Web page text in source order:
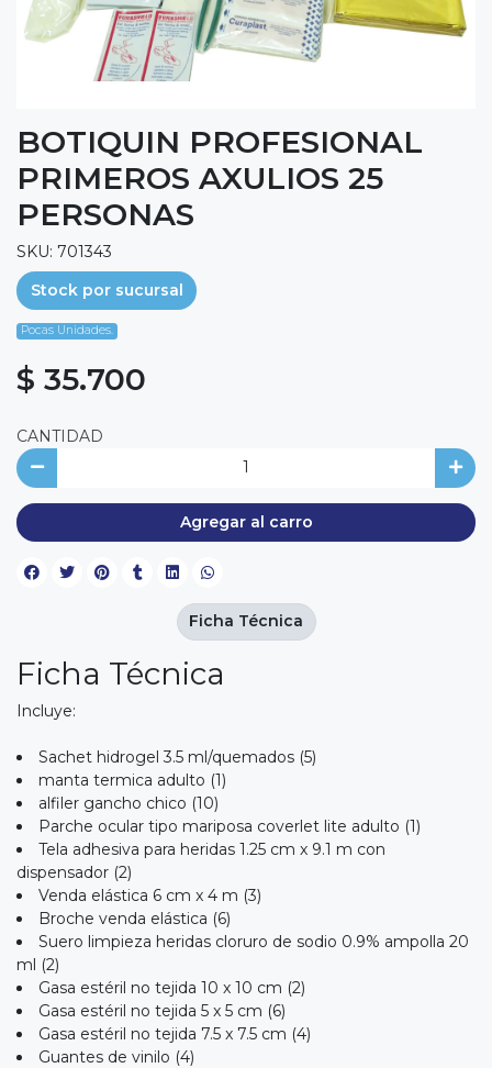
BOTIQUIN PROFESIONAL
PRIMEROS AXULIOS 25
PERSONAS
SKU: 701343
Stock por sucursal
Pocas Unidades.
$ 35.700
CANTIDAD
Agregar al carro
Ficha Técnica
Incluye:
Sachet hidrogel 3.5 ml/quemados (5)
manta termica adulto (1)
alfiler gancho chico (10)
Parche ocular tipo mariposa coverlet lite adulto (1)
Tela adhesiva para heridas 1.25 cm x 9.1 m con
dispensador (2)
Venda elástica 6 cm x 4 m (3)
Broche venda elástica (6)
Suero limpieza heridas cloruro de sodio 0.9% ampolla 20
ml (2)
Gasa estéril no tejida 10 x 10 cm (2)
Gasa estéril no tejida 5 x 5 cm (6)
Gasa estéril no tejida 7.5 x 7.5 cm (4)
Guantes de vinilo (4)
Ficha Técnica